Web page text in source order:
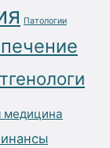
Патологии
медицина